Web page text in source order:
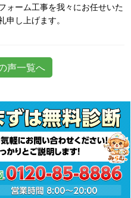
ォーム工事を我々にお任せいた
申し上げます。
声一覧へ